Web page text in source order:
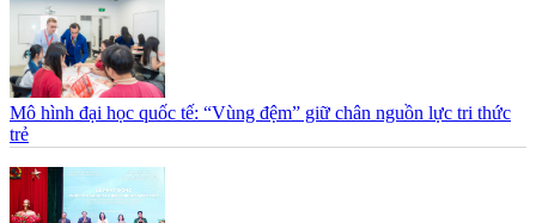
Mô hình đại học quốc tế: “Vùng đệm” giữ chân nguồn lực tri thức
trẻ